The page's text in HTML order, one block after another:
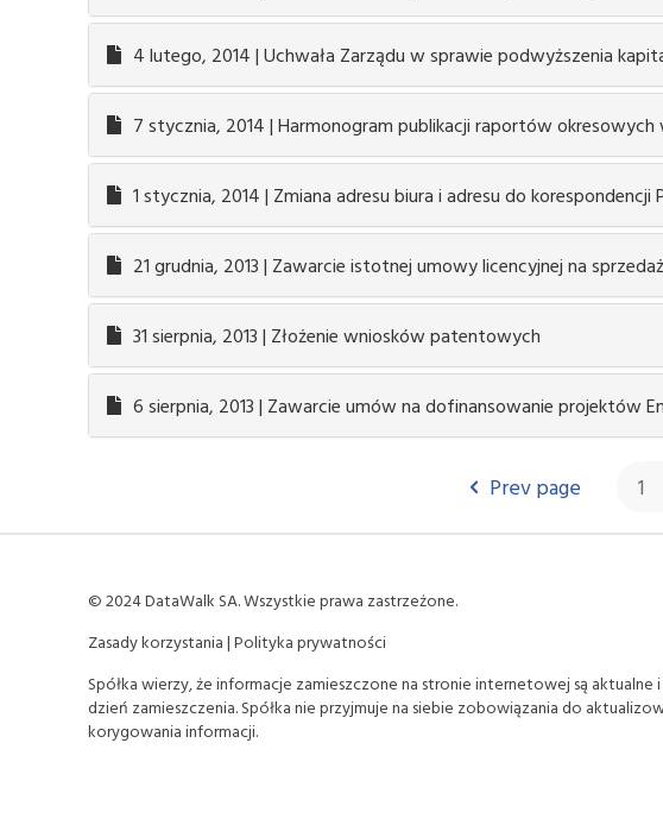
4 lutego, 2014 | Uchwała Zarządu w sprawie podwyższenia
7 stycznia, 2014 | Harmonogram publikacji raportów okresowych
1 stycznia, 2014 | Zmiana adresu biura i adresu do korespondencji
21 grudnia, 2013 | Zawarcie istotnej umowy licencyjnej na
31 sierpnia, 2013 | Złożenie wniosków patentowych
6 sierpnia, 2013 | Zawarcie umów na dofinansowanie projektów
Prev page 1
© 2024 DataWalk SA. Wszystkie prawa zastrzeżone.
Zasady korzystania|Polityka prywatności
Spółka wierzy, że informacje zamieszczone na stronie internetowej są aktualne
dzień zamieszczenia. Spółka nie przyjmuje na siebie zobowiązania do
korygowania informacji.